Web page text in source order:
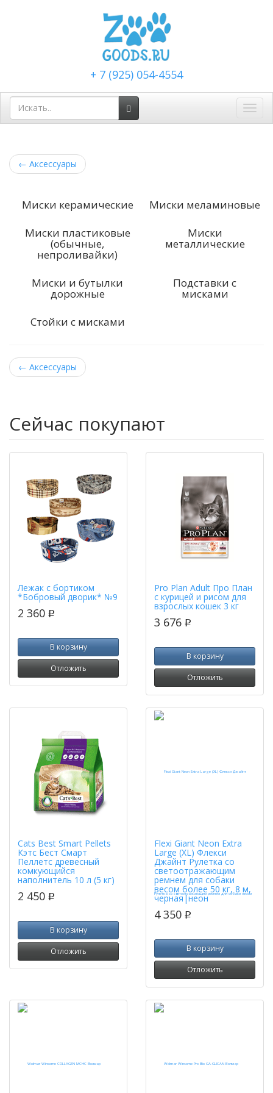
+ 7 (925) 054-4554
← Аксессуары
Миски керамические
Миски меламиновые
Миски пластиковые
(обычные,
непроливайки)
Миски
металлические
Миски и бутылки
дорожные
Подставки с
мисками
Стойки с мисками
← Аксессуары
Сейчас покупают
Лежак с бортиком
*Бобровый дворик* №9
2 360 p
В корзину
Отложить
Pro Plan Adult Про План
с курицей и рисом для
взрослых кошек 3 кг
3 676 p
В корзину
Отложить
Cats Best Smart Pellets
Кэтс Бест Смарт
Пеллетс древесный
комкующийся
наполнитель 10 л (5 кг)
2 450 p
В корзину
Отложить
Flexi Giant Neon Extra
Large (XL) Флекси
Джайнт Рулетка со
светоотражающим
ремнем для собаки
весом более 50 кг, 8 м,
черная|неон
4 350 p
В корзину
Отложить